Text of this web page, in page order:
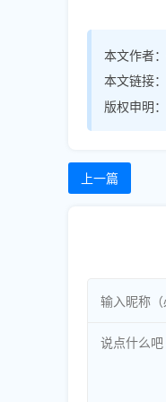
本文作者：
本文链接：
版权申明：
上一篇